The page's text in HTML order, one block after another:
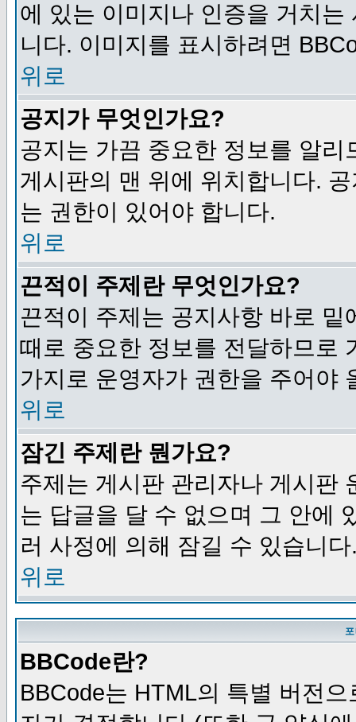
에 있는 이미지나 인증을 거치
니다. 이미지를 표시하려면
위로
공지가 무엇인가요?
공지는 가끔 중요한 정보를 알
게시판의 맨 위에 위치합니다.
는 권한이 있어야 합니다.
위로
끈적이 주제란 무엇인가요?
끈적이 주제는 공지사항 바로
때로 중요한 정보를 전달하므로
가지로 운영자가 권한을 주어야
위로
잠긴 주제란 뭔가요?
주제는 게시판 관리자나 게시판
는 답글을 달 수 없으며 그 안에
러 사정에 의해 잠길 수 있습니다
위로
BBCode란?
BBCode는 HTML의 특별 버전